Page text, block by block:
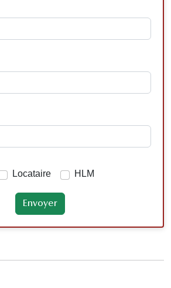
Locataire HLM